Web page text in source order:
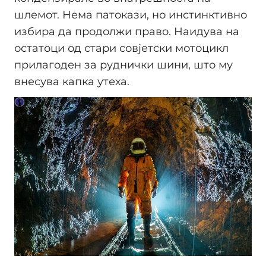
шлемот. Нема патокази, но инстинктивно
избира да продолжи право. Наидува на
остатоци од стари совјетски мотоцикл
прилагоден за руднички шини, што му
внесува капка утеха.